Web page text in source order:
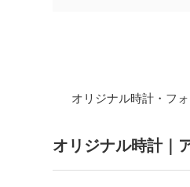
オリジナル時計・フ
オリジナル時計｜